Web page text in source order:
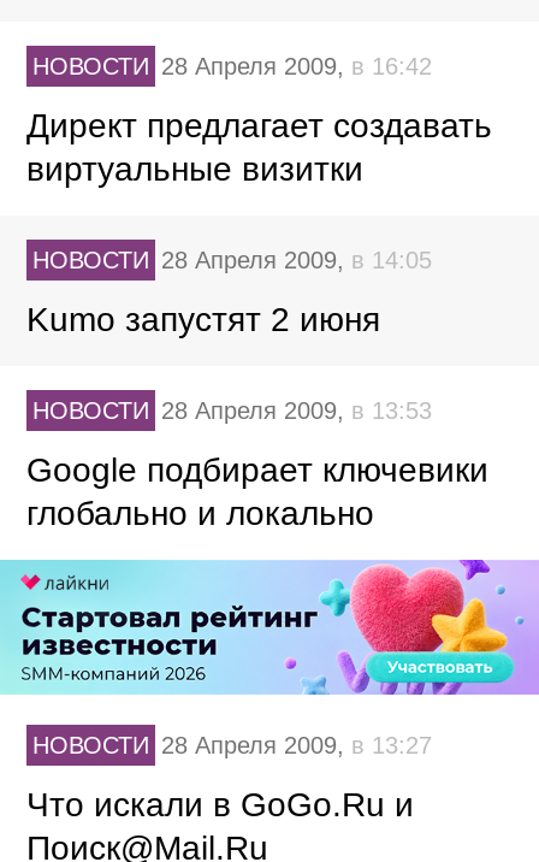
НОВОСТИ 28 Апреля 2009, в 16:42
Директ предлагает создавать
виртуальные визитки
НОВОСТИ 28 Апреля 2009, в 14:05
Kumo запустят 2 июня
НОВОСТИ 28 Апреля 2009, в 13:53
Google подбирает ключевики
глобально и локально
НОВОСТИ 28 Апреля 2009, в 13:27
Что искали в GoGo.Ru и
Поиск@Mail.Ru